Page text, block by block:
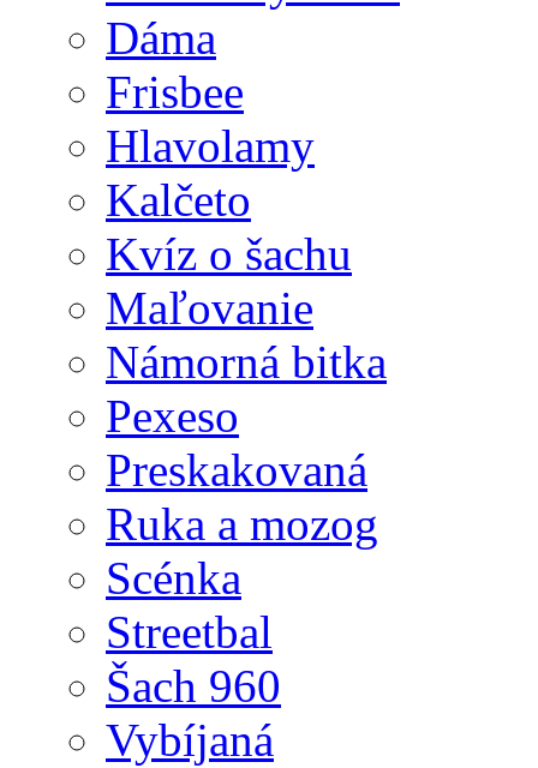
Dáma
Frisbee
Hlavolamy
Kalčeto
Kvíz o šachu
Maľovanie
Námorná bitka
Pexeso
Preskakovaná
Ruka a mozog
Scénka
Streetbal
Šach 960
Vybíjaná